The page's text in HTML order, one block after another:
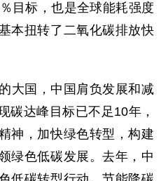
目标，也是全球能耗强度
本扭转了二氧化碳排放快
大国，中国肩负发展和减
碳达峰目标已不足10年，
神，加快绿色转型，构建
绿色低碳发展。去年，中